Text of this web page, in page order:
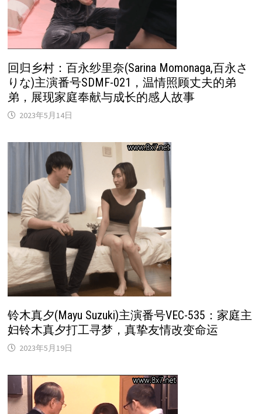
回归乡村：百永纱里奈(Sarina Momonaga,百永さ
りな)主演番号SDMF-021，温情照顾丈夫的弟
弟，展现家庭奉献与成长的感人故事
2023年5月14日
铃木真夕(Mayu Suzuki)主演番号VEC-535：家庭主
妇铃木真夕打工寻梦，真挚友情改变命运
2023年5月19日